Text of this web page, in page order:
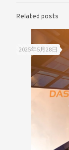
Related posts
2025年5月28日